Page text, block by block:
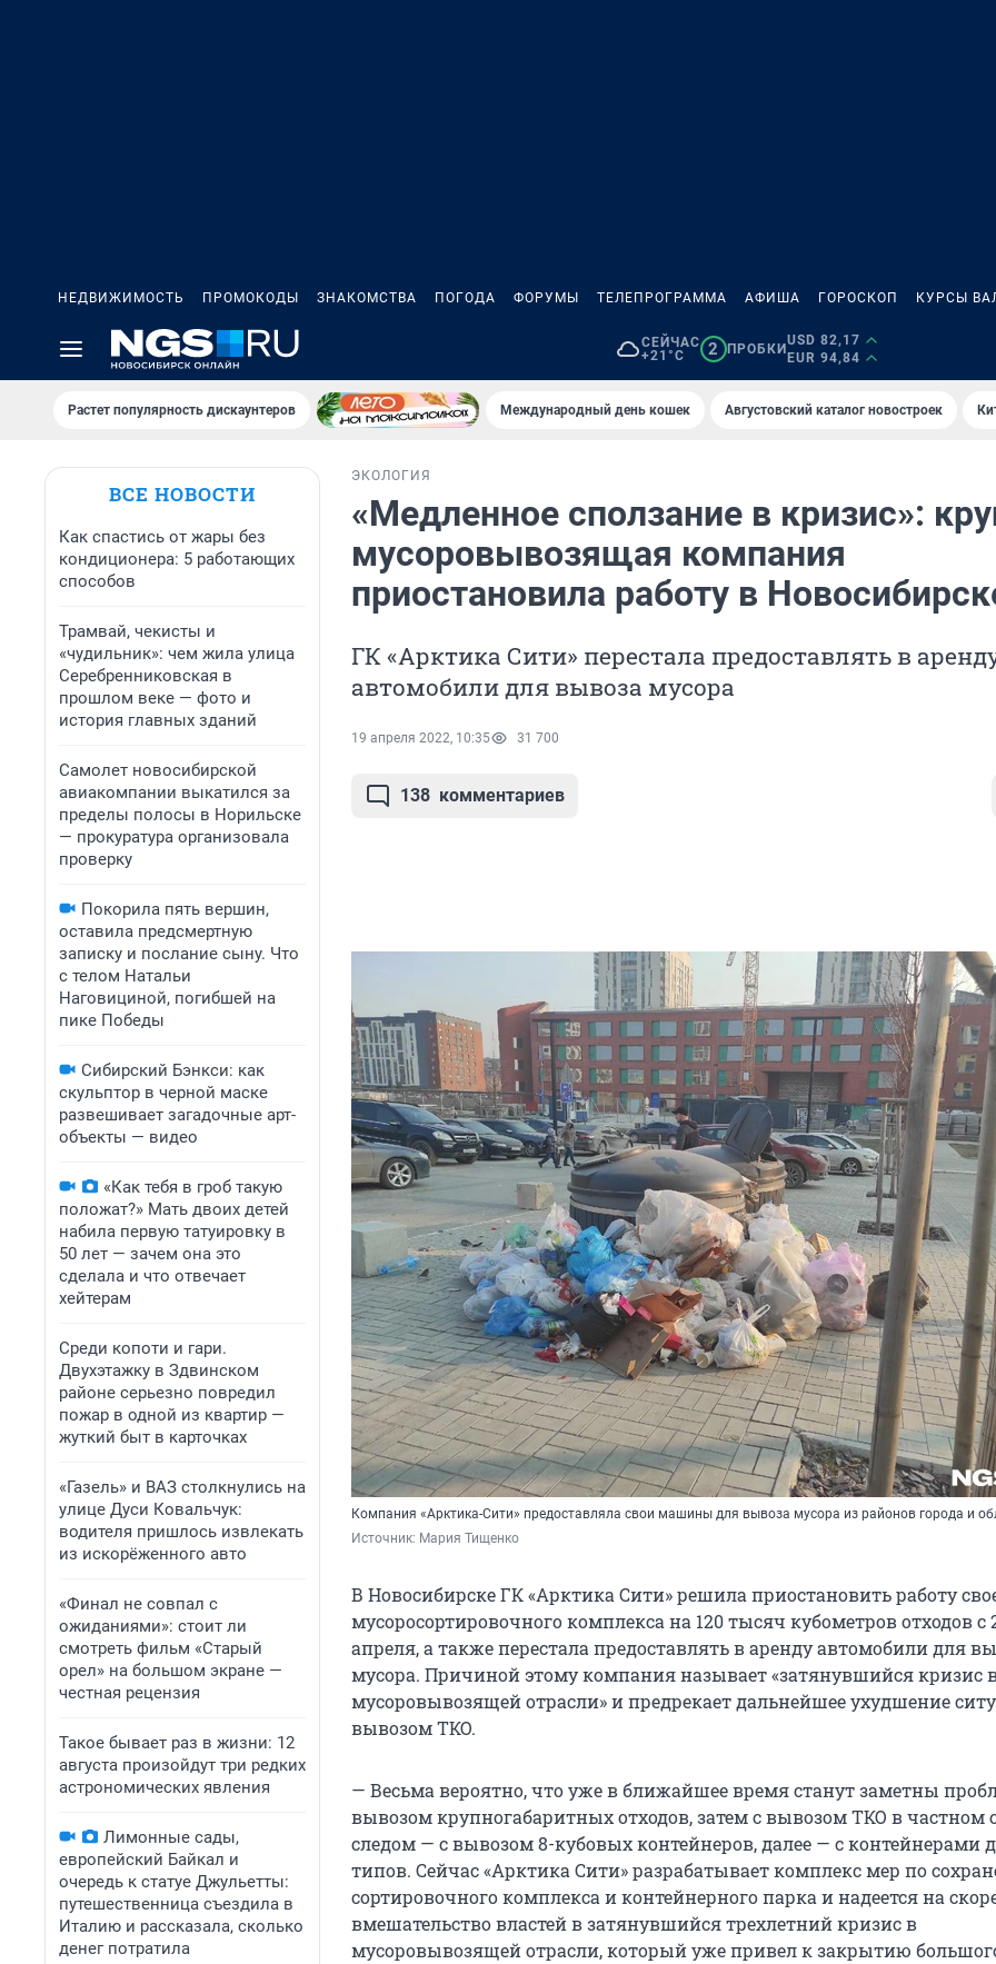
НЕДВИЖИМОСТЬ ПРОМОКОДЫ ЗНАКОМСТВА ПОГОДА ФОРУМЫ ТЕЛЕПРОГРАММА АФИША ГОРОСКОП КУРСЫ
СЕЙЧАС
+21°C
2 ПРОБКИ
USD 82,17
EUR 94,84
Растет популярность дискаунтеров Международный день кошек Августовский каталог новостроек
ВСЕ НОВОСТИ
Как спастись от жары без
кондиционера: 5 работающих
способов
Трамвай, чекисты и
«чудильник»: чем жила улица
Серебренниковская в
прошлом веке — фото и
история главных зданий
Самолет новосибирской
авиакомпании выкатился за
пределы полосы в Норильске
— прокуратура организовала
проверку
Покорила пять вершин,
оставила предсмертную
записку и послание сыну. Что
с телом Натальи
Наговициной, погибшей на
пике Победы
Сибирский Бэнкси: как
скульптор в черной маске
развешивает загадочные арт-
объекты — видео
«Как тебя в гроб такую
положат?» Мать двоих детей
набила первую татуировку в
50 лет — зачем она это
сделала и что отвечает
хейтерам
Среди копоти и гари.
Двухэтажку в Здвинском
районе серьезно повредил
пожар в одной из квартир —
жуткий быт в карточках
«Газель» и ВАЗ столкнулись на
улице Дуси Ковальчук:
водителя пришлось извлекать
из искорёженного авто
«Финал не совпал с
ожиданиями»: стоит ли
смотреть фильм «Старый
орел» на большом экране —
честная рецензия
Такое бывает раз в жизни: 12
августа произойдут три редких
астрономических явления
Лимонные сады,
европейский Байкал и
очередь к статуе Джульетты:
путешественница съездила в
Италию и рассказала, сколько
денег потратила
ЭКОЛОГИЯ
«Медленное сползание в кризис»:
мусоровывозящая компания
приостановила работу в
ГК «Арктика Сити» перестала предоставлять в
автомобили для вывоза мусора
19 апреля 2022, 10:35 31 700
138 комментариев
Компания «Арктика-Сити» предоставляла свои машины для вывоза мусора из районов города и
Источник: Мария Тищенко
В Новосибирске ГК «Арктика Сити» решила приостановить работу
мусоросортировочного комплекса на 120 тысяч кубометров отходов с
апреля, а также перестала предоставлять в аренду автомобили для
мусора. Причиной этому компания называет «затянувшийся кризис
мусоровывозящей отрасли» и предрекает дальнейшее ухудшение
вывозом ТКО.
— Весьма вероятно, что уже в ближайшее время станут заметны
вывозом крупногабаритных отходов, затем с вывозом ТКО в частном
следом — с вывозом 8-кубовых контейнеров, далее — с контейнерами
типов. Сейчас «Арктика Сити» разрабатывает комплекс мер по
сортировочного комплекса и контейнерного парка и надеется на
вмешательство властей в затянувшийся трехлетний кризис в
мусоровывозящей отрасли, который уже привел к закрытию